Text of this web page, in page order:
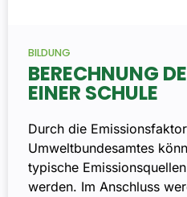
BILDUNG
BERECHNUNG
EINER SCHULE
Durch die
Umweltbundesamtes
typische
werden. Im Anschluss